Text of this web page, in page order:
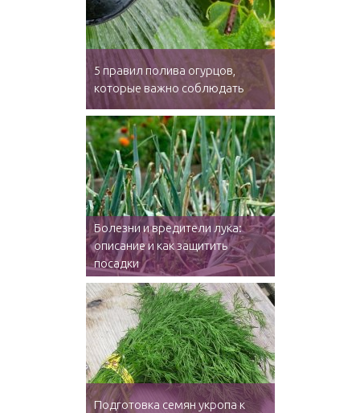
5 правил полива огурцов,
которые важно соблюдать
Болезни и вредители лука:
описание и как защитить
посадки
Подготовка семян укропа к